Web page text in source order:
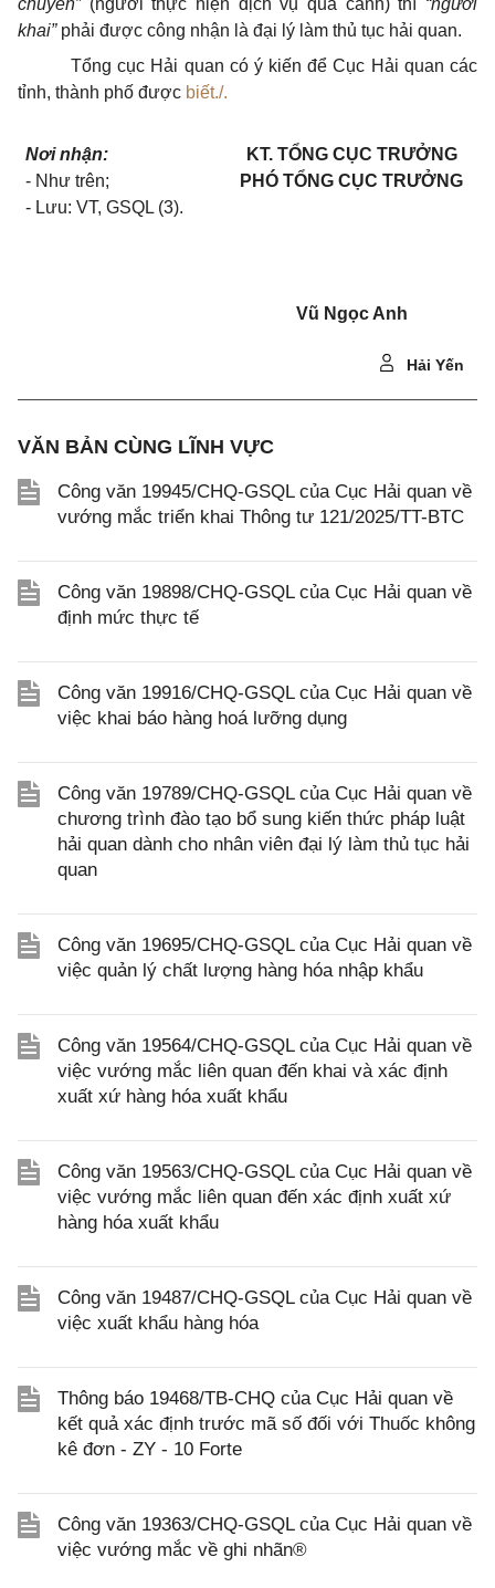
chuyển”(người thực hiện dịch vụ quá cảnh) thì “người
khai”phải được công nhận là đại lý làm thủ tục hải quan.
Tổng cục Hải quan có ý kiến để Cục Hải quan các
tỉnh, thành phố được biết./.
Nơi nhận:
- Như trên;
- Lưu: VT, GSQL (3).
KT. TỔNG CỤC TRƯỞNG
PHÓ TỔNG CỤC TRƯỞNG
Vũ Ngọc Anh
Hải Yến
VĂN BẢN CÙNG LĨNH VỰC
Công văn 19945/CHQ-GSQL của Cục Hải quan về
vướng mắc triển khai Thông tư 121/2025/TT-BTC
Công văn 19898/CHQ-GSQL của Cục Hải quan về
định mức thực tế
Công văn 19916/CHQ-GSQL của Cục Hải quan về
việc khai báo hàng hoá lưỡng dụng
Công văn 19789/CHQ-GSQL của Cục Hải quan về
chương trình đào tạo bổ sung kiến thức pháp luật
hải quan dành cho nhân viên đại lý làm thủ tục hải
quan
Công văn 19695/CHQ-GSQL của Cục Hải quan về
việc quản lý chất lượng hàng hóa nhập khẩu
Công văn 19564/CHQ-GSQL của Cục Hải quan về
việc vướng mắc liên quan đến khai và xác định
xuất xứ hàng hóa xuất khẩu
Công văn 19563/CHQ-GSQL của Cục Hải quan về
việc vướng mắc liên quan đến xác định xuất xứ
hàng hóa xuất khẩu
Công văn 19487/CHQ-GSQL của Cục Hải quan về
việc xuất khẩu hàng hóa
Thông báo 19468/TB-CHQ của Cục Hải quan về
kết quả xác định trước mã số đối với Thuốc không
kê đơn - ZY - 10 Forte
Công văn 19363/CHQ-GSQL của Cục Hải quan về
việc vướng mắc về ghi nhãn®